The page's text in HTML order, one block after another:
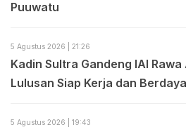
Puuwatu
5 Agustus 2026 | 21:26
Kadin Sultra Gandeng IAI
Lulusan Siap Kerja dan
5 Agustus 2026 | 19:43